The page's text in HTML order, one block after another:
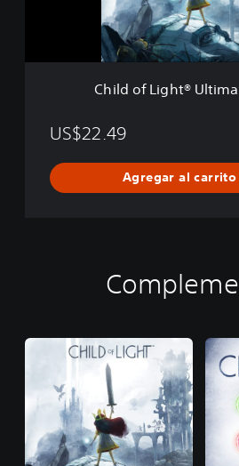
t
Child of Light®
US$22.49
Agregar al carrito